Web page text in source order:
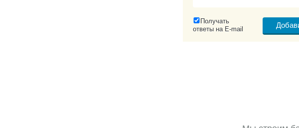
Получать
ответы на E-mail